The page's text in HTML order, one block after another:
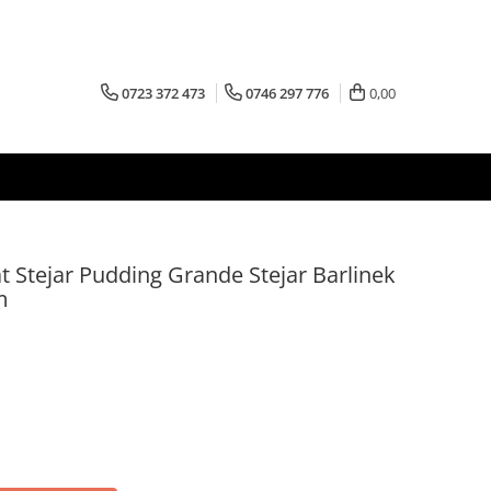
0723 372 473 0746 297 776 0,00
Pudding Grande Stejar Barlinek